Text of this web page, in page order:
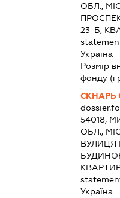
ОБЛ.,
23-Б,
Україна
Розмір
фонду
СКНАРЬ
54018,
ОБЛ.,
ВУЛИЦЯ
Україна